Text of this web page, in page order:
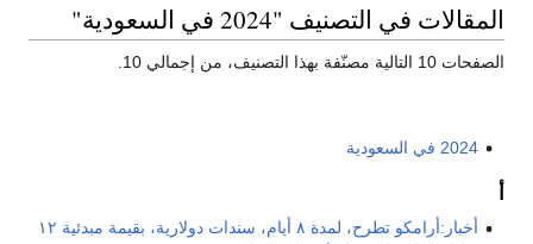
المقالات في التصنيف "2024 في السعودية"
الصفحات 10 التالية مصنّفة بهذا التصنيف، من إجمالي 10.
2024 في السعودية
أخبار:أرامكو تطرح، لمدة ٨ أيام، سندات دولارية، بقيمة مبدئية ١٢